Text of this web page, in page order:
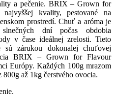
a pečenie. BRIX – Grown for
kvality, pestované na
prostredí. Chuť a aróma je
dní počas obdobia
v čase ideálnej zrelosti. Tieto
sú zárukou dokonalej chuťovej
BRIX – Grown for Flavour
Európy. Každých 100g mrazom
až 1kg čerstvého ovocia.